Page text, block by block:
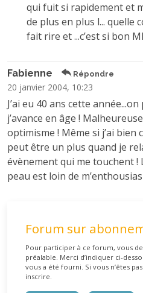
qui fuit si rapidement et
de plus en plus l... quelle
fait rire et ...c’est si bon
Fabienne Répondre
20 janvier 2004, 10:23
J’ai eu 40 ans cette
j’avance en âge !
optimisme ! Même si j’ai bien
peut être un plus quand je
évènement qui me touchent !
peau est loin de
Forum sur
Pour participer à ce forum, vous
préalable. Merci d’indiquer ci-
vous a été fourni. Si vous n’êtes
inscrire.